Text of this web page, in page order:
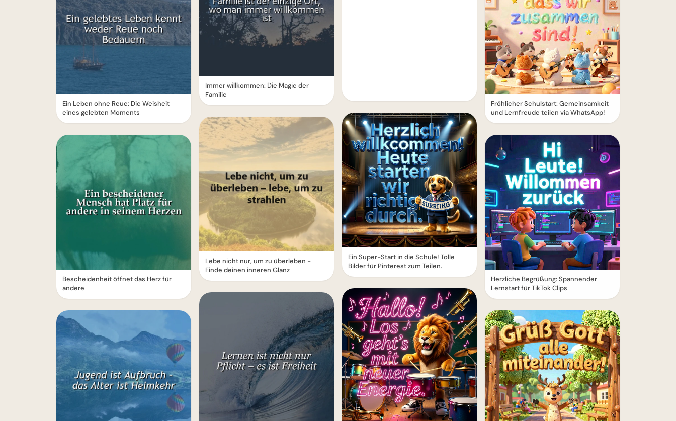
Ein Leben ohne Reue: Die Weisheit
eines gelebten Moments
Bescheidenheit öffnet das Herz für
andere
Immer willkommen: Die Magie der
Familie
Lebe nicht nur, um zu überleben -
Finde deinen inneren Glanz
Ein Super-Start in die Schule! Tolle
Bilder für Pinterest zum Teilen.
Fröhlicher Schulstart: Gemeinsamkeit
und Lernfreude teilen via WhatsApp!
Herzliche Begrüßung: Spannender
Lernstart für TikTok Clips